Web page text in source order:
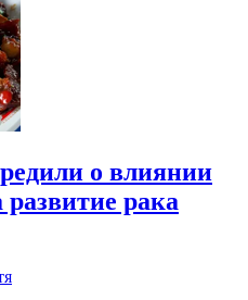
о влиянии
рака